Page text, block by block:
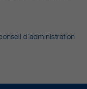
d´administration